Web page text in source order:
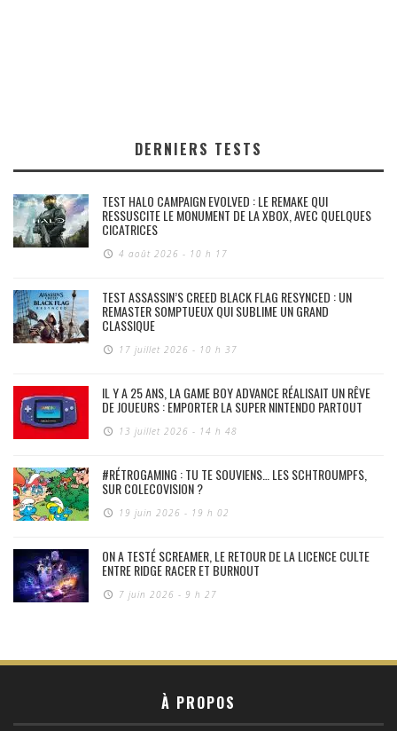
DERNIERS TESTS
TEST HALO CAMPAIGN EVOLVED : LE REMAKE QUI
RESSUSCITE LE MONUMENT DE LA XBOX, AVEC QUELQUES
CICATRICES
4 août 2026 - 10 h 17
TEST ASSASSIN’S CREED BLACK FLAG RESYNCED : UN
REMASTER SOMPTUEUX QUI SUBLIME UN GRAND
CLASSIQUE
17 juillet 2026 - 10 h 37
IL Y A 25 ANS, LA GAME BOY ADVANCE RÉALISAIT UN RÊVE
DE JOUEURS : EMPORTER LA SUPER NINTENDO PARTOUT
13 juillet 2026 - 14 h 48
#RÉTROGAMING : TU TE SOUVIENS… LES SCHTROUMPFS,
SUR COLECOVISION ?
19 juin 2026 - 19 h 02
ON A TESTÉ SCREAMER, LE RETOUR DE LA LICENCE CULTE
ENTRE RIDGE RACER ET BURNOUT
7 juin 2026 - 9 h 27
À PROPOS